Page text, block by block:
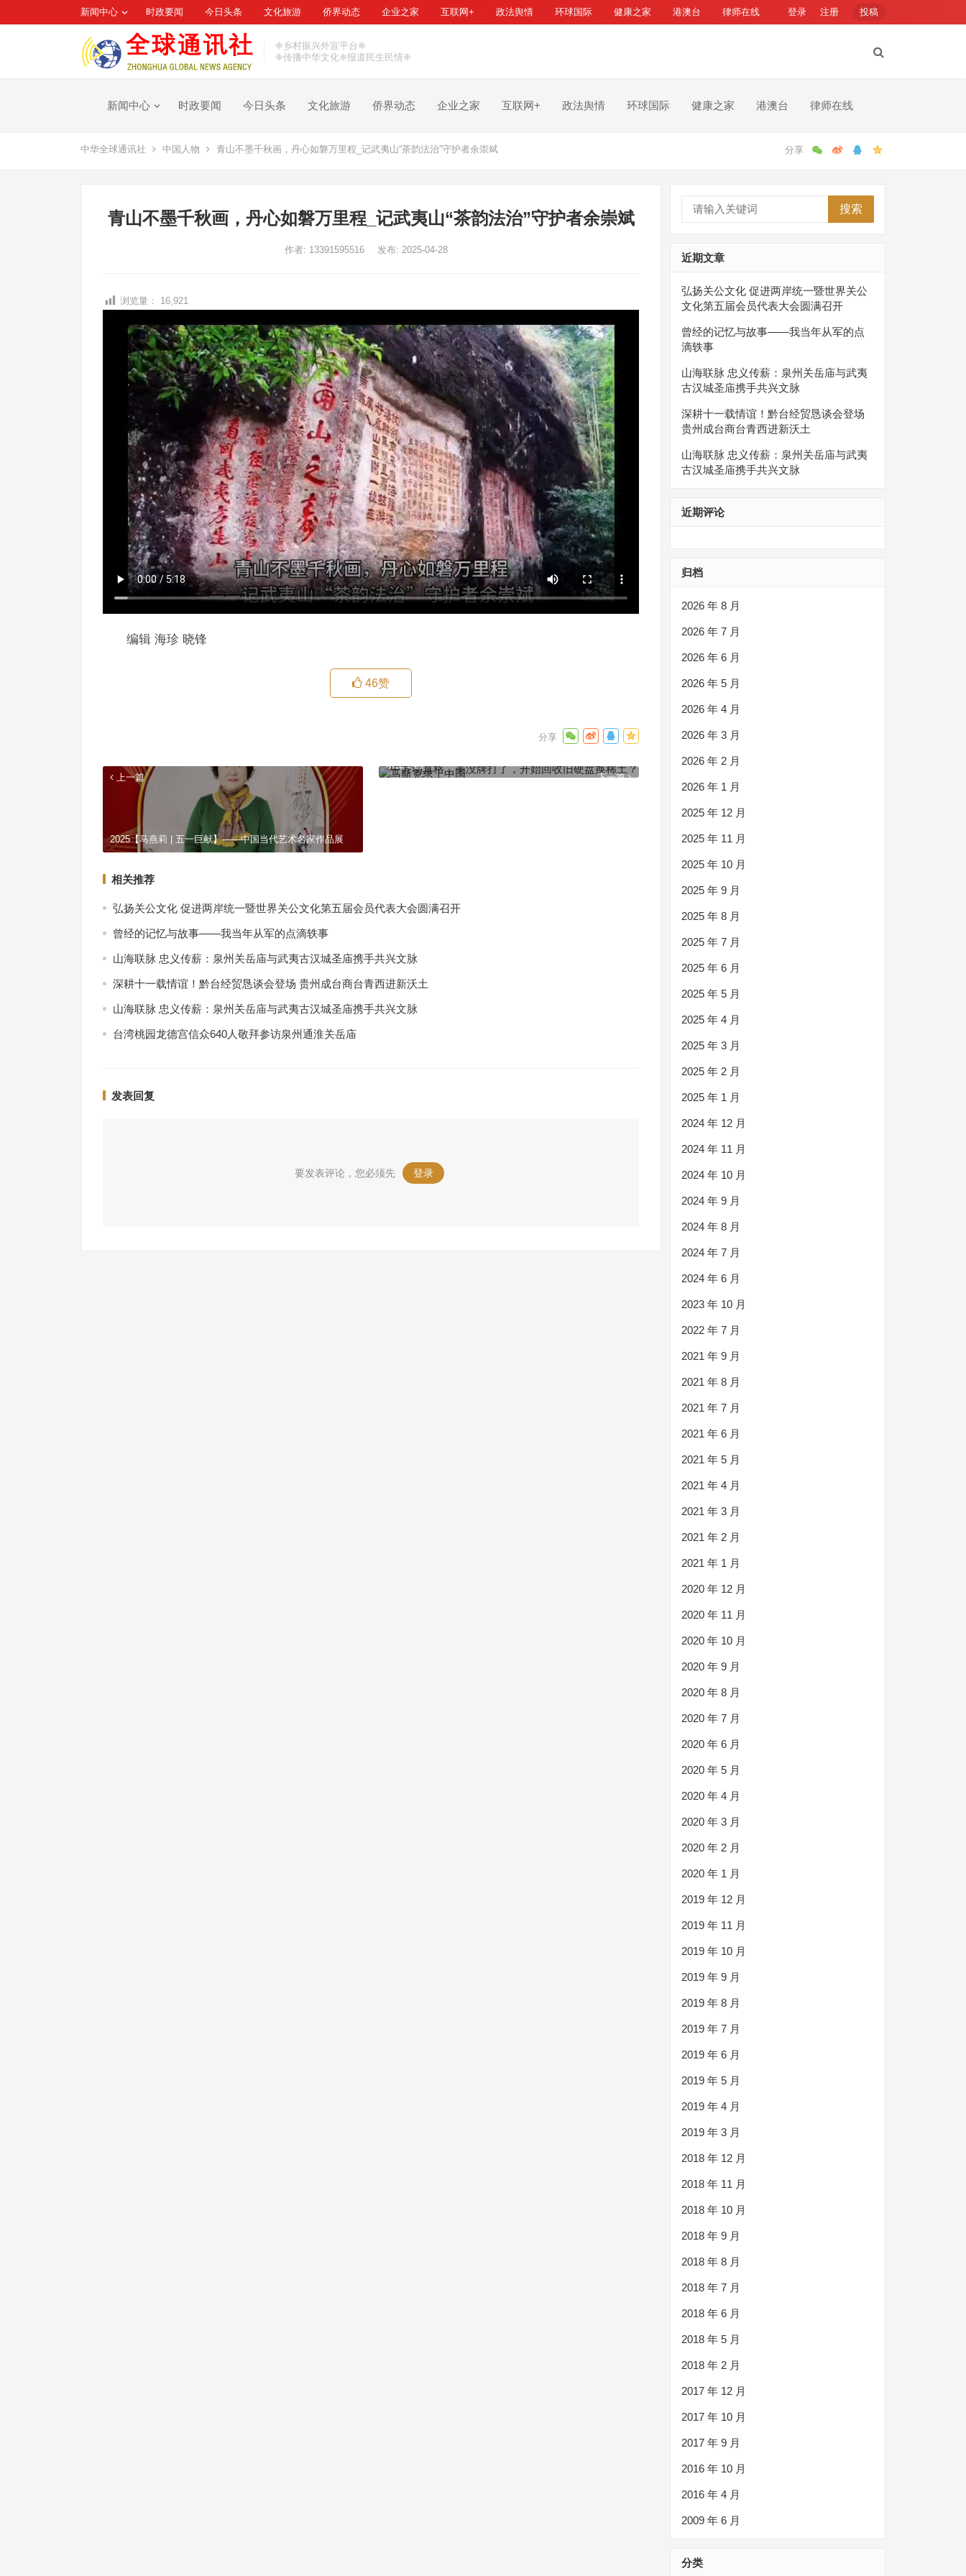
新闻中心 时政要闻 今日头条 文化旅游 侨界动态 企业之家 互联网+ 政法舆情 环球国际 健康之家 港澳台 律师在线 登录 注册 投稿
❈乡村振兴外宣平台❈
❈传播中华文化❈报道民生民情❈
新闻中心 时政要闻 今日头条 文化旅游 侨界动态 企业之家 互联网+ 政法舆情 环球国际 健康之家 港澳台 律师在线
中华全球通讯社 中国人物 青山不墨千秋画，丹心如磐万里程_记武夷山“茶韵法治”守护者余崇斌
青山不墨千秋画，丹心如磐万里程_记武夷山“茶韵法治”守护者余崇斌
作者: 13391595516 发布: 2025-04-28
浏览量： 16,921
编辑 海珍 晓锋
46赞
上一篇
2025【马燕莉 | 五一巨献】——中国当代艺术名家作品展
下一篇
求上中国
相关推荐
弘扬关公文化 促进两岸统一暨世界关公文化第五届会员代表大会圆满召开
曾经的记忆与故事——我当年从军的点滴轶事
山海联脉 忠义传薪：泉州关岳庙与武夷古汉城圣庙携手共兴文脉
深耕十一载情谊！黔台经贸恳谈会登场 贵州成台商台青西进新沃土
山海联脉 忠义传薪：泉州关岳庙与武夷古汉城圣庙携手共兴文脉
台湾桃园龙德宫信众640人敬拜参访泉州通淮关岳庙
发表回复
要发表评论，您必须先 登录 。
搜索
近期文章
弘扬关公文化 促进两岸统一暨世界关公
文化第五届会员代表大会圆满召开
曾经的记忆与故事——我当年从军的点
滴轶事
山海联脉 忠义传薪：泉州关岳庙与武夷
古汉城圣庙携手共兴文脉
深耕十一载情谊！黔台经贸恳谈会登场
贵州成台商台青西进新沃土
山海联脉 忠义传薪：泉州关岳庙与武夷
古汉城圣庙携手共兴文脉
近期评论
归档
2026 年 8 月
2026 年 7 月
2026 年 6 月
2026 年 5 月
2026 年 4 月
2026 年 3 月
2026 年 2 月
2026 年 1 月
2025 年 12 月
2025 年 11 月
2025 年 10 月
2025 年 9 月
2025 年 8 月
2025 年 7 月
2025 年 6 月
2025 年 5 月
2025 年 4 月
2025 年 3 月
2025 年 2 月
2025 年 1 月
2024 年 12 月
2024 年 11 月
2024 年 10 月
2024 年 9 月
2024 年 8 月
2024 年 7 月
2024 年 6 月
2023 年 10 月
2022 年 7 月
2021 年 9 月
2021 年 8 月
2021 年 7 月
2021 年 6 月
2021 年 5 月
2021 年 4 月
2021 年 3 月
2021 年 2 月
2021 年 1 月
2020 年 12 月
2020 年 11 月
2020 年 10 月
2020 年 9 月
2020 年 8 月
2020 年 7 月
2020 年 6 月
2020 年 5 月
2020 年 4 月
2020 年 3 月
2020 年 2 月
2020 年 1 月
2019 年 12 月
2019 年 11 月
2019 年 10 月
2019 年 9 月
2019 年 8 月
2019 年 7 月
2019 年 6 月
2019 年 5 月
2019 年 4 月
2019 年 3 月
2018 年 12 月
2018 年 11 月
2018 年 10 月
2018 年 9 月
2018 年 8 月
2018 年 7 月
2018 年 6 月
2018 年 5 月
2018 年 2 月
2017 年 12 月
2017 年 10 月
2017 年 9 月
2016 年 10 月
2016 年 4 月
2009 年 6 月
分类